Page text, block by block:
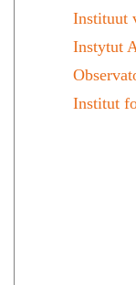
Instituut
Instytut
Institut